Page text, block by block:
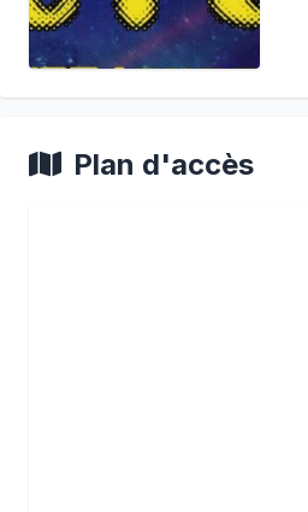
Plan d'accès